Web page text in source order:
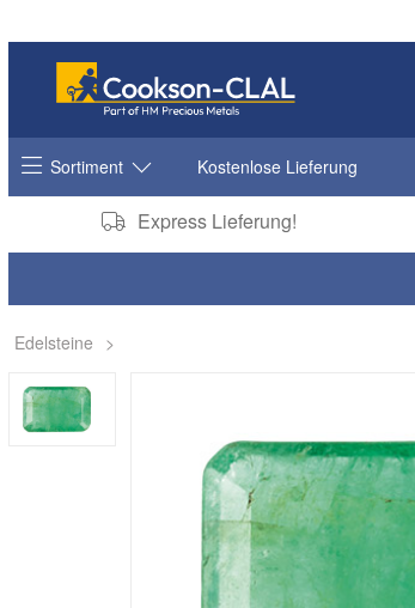
Sortiment Kostenlose Lieferung
Express Lieferung!
Edelsteine >